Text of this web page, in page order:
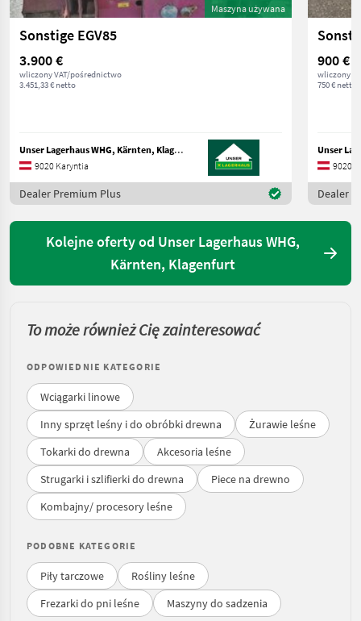
Maszyna używana
Sonstige EGV85
3.900 €
wliczony VAT/pośrednictwo
3.451,33 € netto
Unser Lagerhaus WHG, Kärnten, Klagenfurt
9020 Karyntia
Dealer Premium Plus
900 €
wliczony
750 € netto
9020
Dealer
Kolejne oferty od Unser Lagerhaus WHG,
Kärnten, Klagenfurt
To może również Cię zainteresować
ODPOWIEDNIE KATEGORIE
Wciągarki linowe
Inny sprzęt leśny i do obróbki drewna
Żurawie leśne
Tokarki do drewna
Akcesoria leśne
Strugarki i szlifierki do drewna
Piece na drewno
Kombajny/ procesory leśne
PODOBNE KATEGORIE
Piły tarczowe
Rośliny leśne
Frezarki do pni leśne
Maszyny do sadzenia